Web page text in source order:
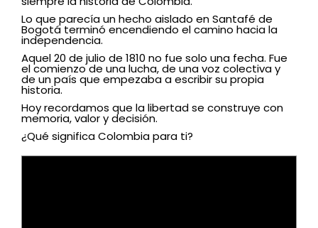
Lo que parecía un hecho aislado en Santafé de
Bogotá terminó encendiendo el camino hacia la
independencia.
Aquel 20 de julio de 1810 no fue solo una fecha. Fue
el comienzo de una lucha, de una voz colectiva y
de un país que empezaba a escribir su propia
historia.
Hoy recordamos que la libertad se construye con
memoria, valor y decisión.
¿Qué significa Colombia para ti?